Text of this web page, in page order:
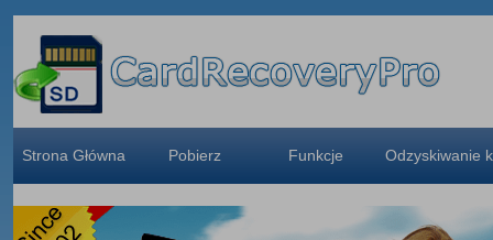
Strona Główna Pobierz Funkcje Odzyskiwanie